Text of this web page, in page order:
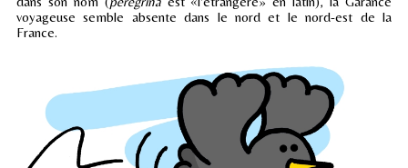
voyageuse semble absente dans le nord et le nord-est de la
France.